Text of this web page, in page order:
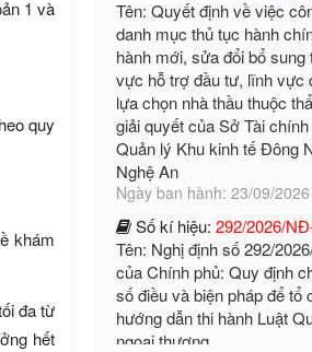
1 và
quy
khám
đa từ
hết
lựa chọn nhà thầu thuộc
giải quyết của Sở Tài chính
Quản lý Khu kinh tế Đông
Nghệ An
Ngày ban hành: 23/09/2026
Số kí hiệu:292/2026/
Tên: Nghị định số 292/
của Chính phủ: Quy định
hướng dẫn thi hành Luật
ngoại thương
Ngày ban hành: 21/07/2026
Số kí hiệu: 292/2026/
Tên: Nghị định số 292/